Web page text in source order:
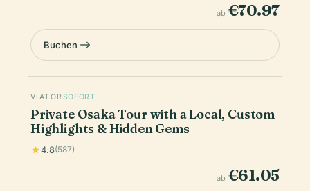
ab €70.97
Buchen
VIATOR SOFORT
Private Osaka Tour with a Local, Custom
Highlights & Hidden Gems
4.8(587)
ab €61.05